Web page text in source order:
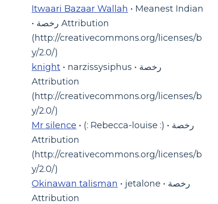
Itwaari Bazaar Wallah • Meanest Indian
• رخصة Attribution
(http://creativecommons.org/licenses/b
y/2.0/)
knight • narzissysiphus • رخصة
Attribution
(http://creativecommons.org/licenses/b
y/2.0/)
Mr silence • (: Rebecca-louise :) • رخصة
Attribution
(http://creativecommons.org/licenses/b
y/2.0/)
Okinawan talisman • jetalone • رخصة
Attribution